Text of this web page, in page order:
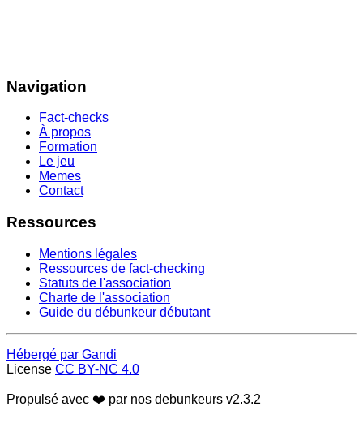
Navigation
Fact-checks
À propos
Formation
Le jeu
Memes
Contact
Ressources
Mentions légales
Ressources de fact-checking
Statuts de l'association
Charte de l'association
Guide du débunkeur débutant
Hébergé par Gandi
License CC BY-NC 4.0
Propulsé avec ❤️ par nos debunkeurs v2.3.2